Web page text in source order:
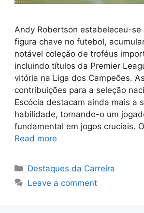
Andy Robertson estabeleceu-se
figura chave no futebol,
notável coleção de troféus
incluindo títulos da Premier
vitória na Liga dos Campeões.
contribuições para a seleção
Escócia destacam ainda mais a
habilidade, tornando-o um
fundamental em jogos cruciais.
Read more
Categories
Destaques da Carreira
Leave a comment